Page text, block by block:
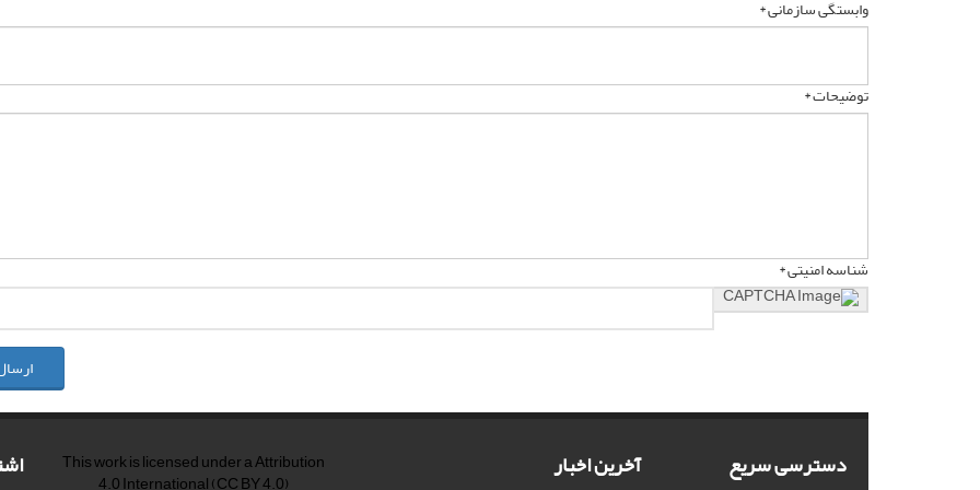
وابستگی سازمانی *
توضیحات *
شناسه امنیتی *
دسترسی سریع آخرین اخبار This work is licensed under aAttribution